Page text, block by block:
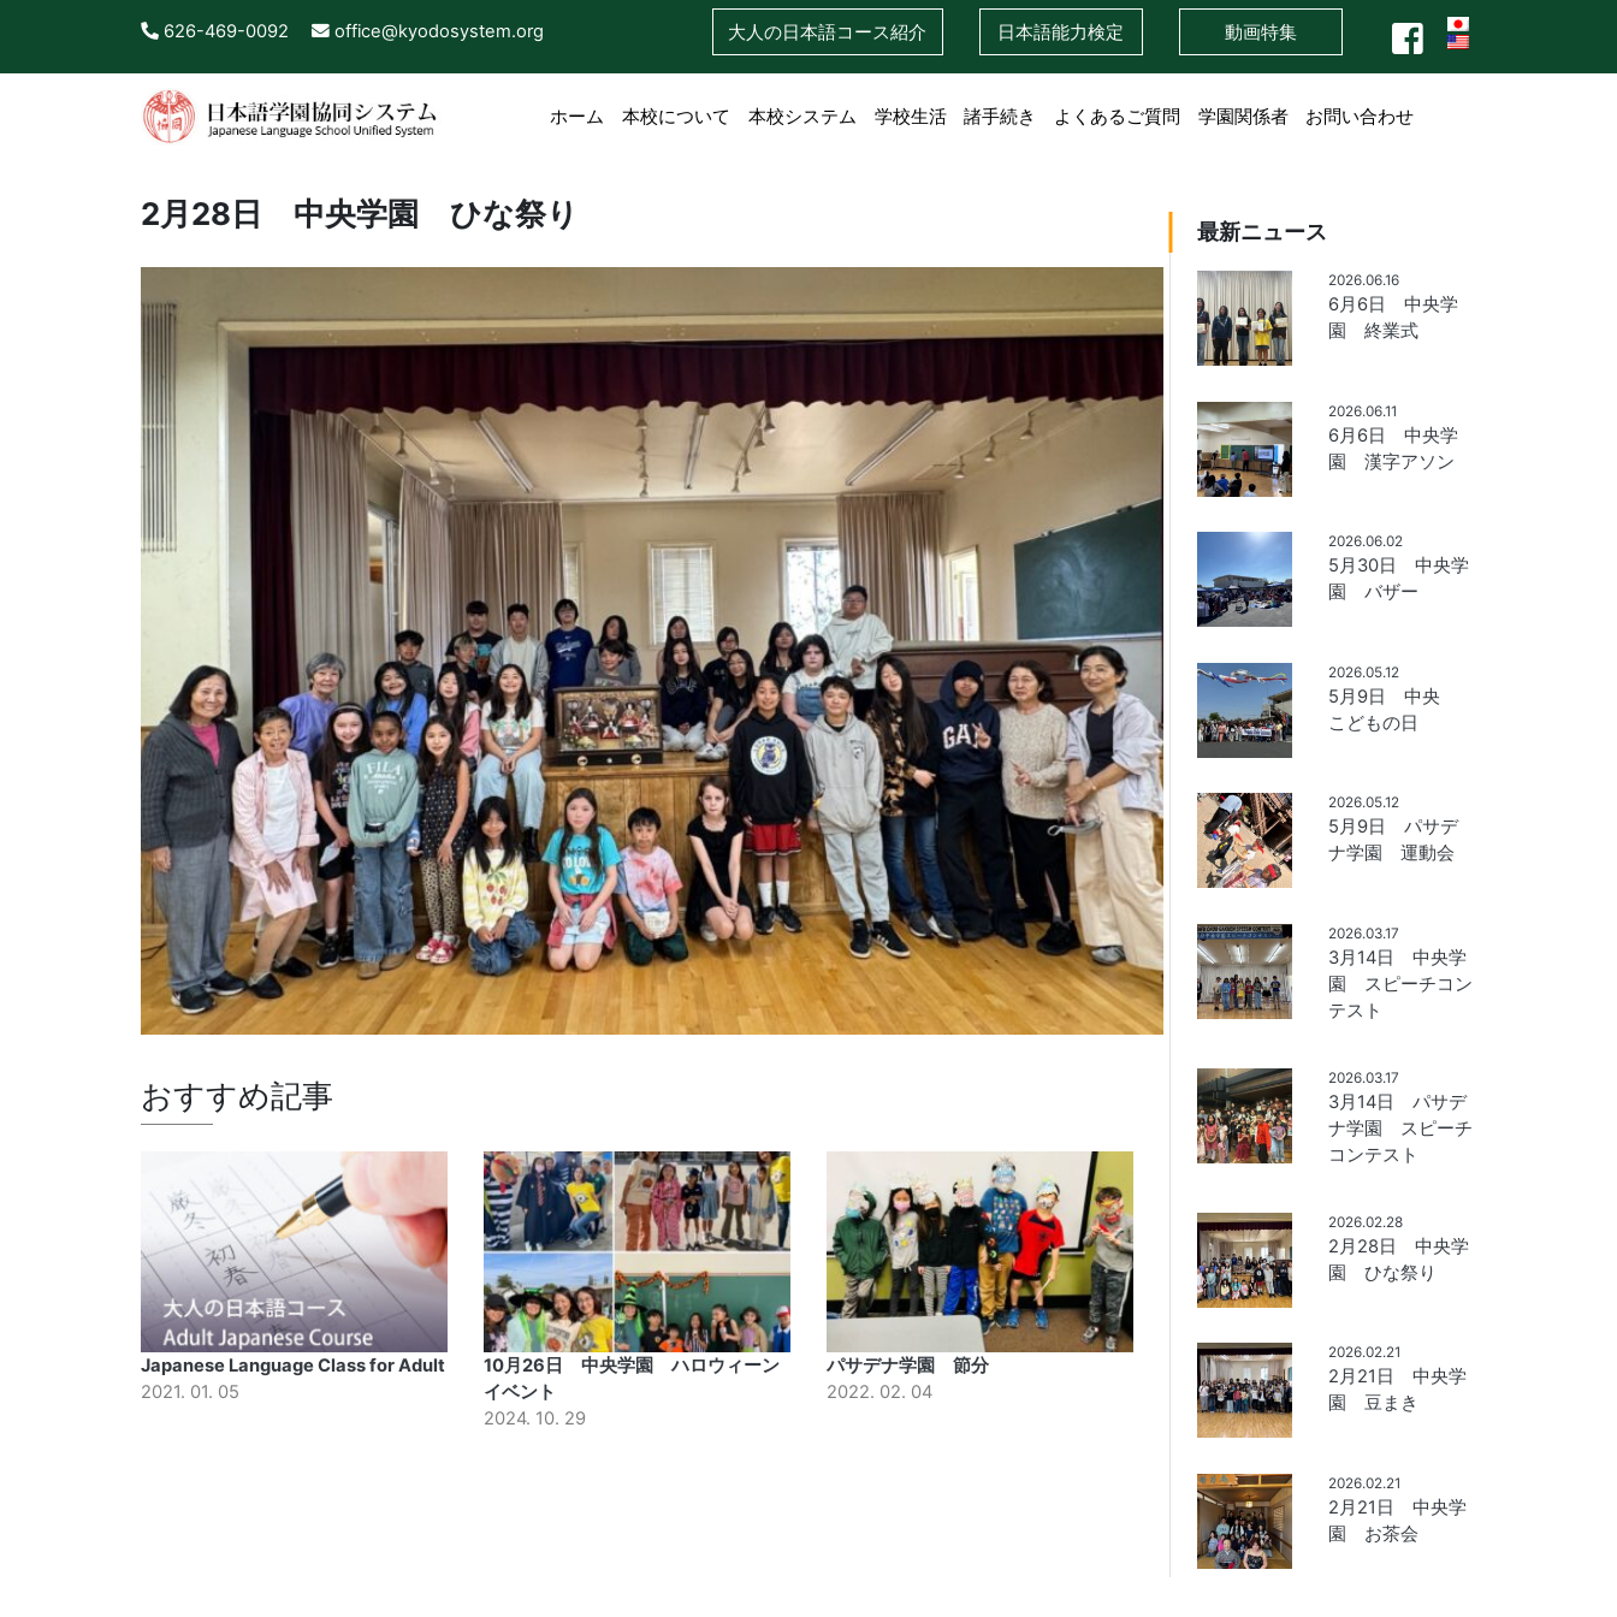
626-469-0092 office@kyodosystem.org 大人の日本語コース紹介 日本語能力検定 動画特集
ホーム 本校について 本校システム 学校生活 諸手続き よくあるご質問 学園関係者 お問い合わせ
2月28日 中央学園 ひな祭り
おすすめ記事
Japanese Language Class for Adult
2021. 01. 05
10月26日 中央学園 ハロウィーン
イベント
2024. 10. 29
パサデナ学園 節分
2022. 02. 04
最新ニュース
2026.06.16
6月6日 中央学
園 終業式
2026.06.11
6月6日 中央学
園 漢字アソン
2026.06.02
5月30日 中央学
園 バザー
2026.05.12
5月9日 中央
こどもの日
2026.05.12
5月9日 パサデ
ナ学園 運動会
2026.03.17
3月14日 中央学
園 スピーチコン
テスト
2026.03.17
3月14日 パサデ
ナ学園 スピーチ
コンテスト
2026.02.28
2月28日 中央学
園 ひな祭り
2026.02.21
2月21日 中央学
園 豆まき
2026.02.21
2月21日 中央学
園 お茶会